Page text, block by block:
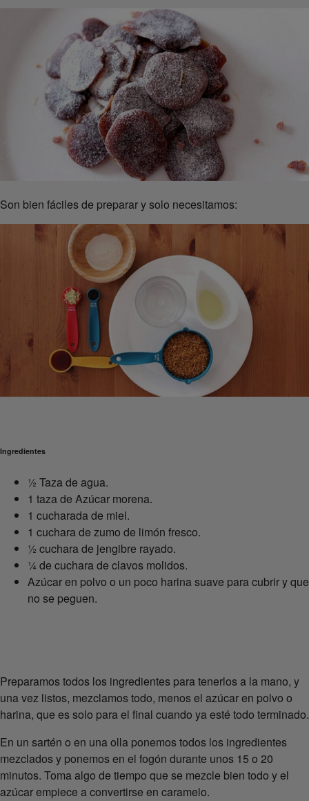
Son bien fáciles de preparar y solo necesitamos:
Ingredientes
½ Taza de agua.
1 taza de Azúcar morena.
1 cucharada de miel.
1 cuchara de zumo de limón fresco.
½ cuchara de jengibre rayado.
¼ de cuchara de clavos molidos.
Azúcar en polvo o un poco harina suave para cubrir y que
no se peguen.
Preparamos todos los ingredientes para tenerlos a la mano, y
una vez listos, mezclamos todo, menos el azúcar en polvo o
harina, que es solo para el final cuando ya esté todo terminado.
En un sartén o en una olla ponemos todos los ingredientes
mezclados y ponemos en el fogón durante unos 15 o 20
minutos. Toma algo de tiempo que se mezcle bien todo y el
azúcar empiece a convertirse en caramelo.